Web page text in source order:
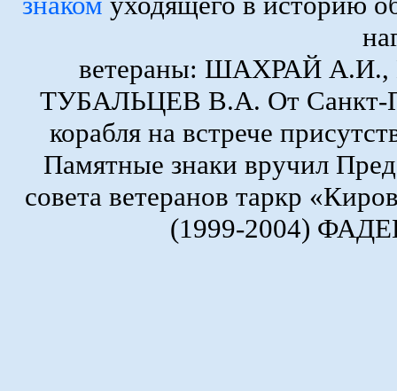
ветераны: ШАХРАЙ
ТУБАЛЬЦЕВ В.А. От Санкт-
корабля на встрече
Памятные знаки вручил
совета ветеранов таркр
(1999-2004)